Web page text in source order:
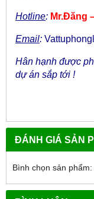
Hotline: Mr.Đăng
Email:
Hân hạnh được
dự án sắp tới !
ĐÁNH GIÁ SẢN
Bình chọn sản phẩm: